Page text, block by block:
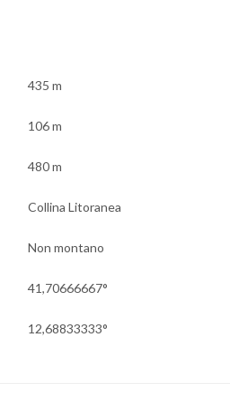
435 m
106 m
480 m
Collina Litoranea
Non montano
41,70666667°
12,68833333°